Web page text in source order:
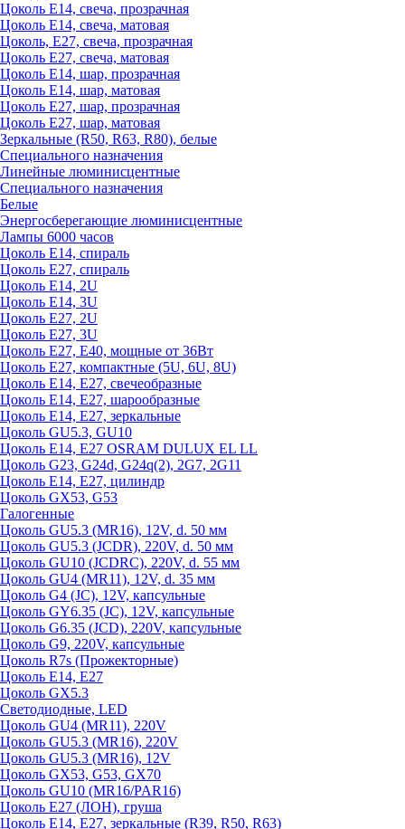
Цоколь Е14, свеча, прозрачная
Цоколь Е14, свеча, матовая
Цоколь, Е27, свеча, прозрачная
Цоколь Е27, свеча, матовая
Цоколь Е14, шар, прозрачная
Цоколь Е14, шар, матовая
Цоколь Е27, шар, прозрачная
Цоколь Е27, шар, матовая
Зеркальные (R50, R63, R80), белые
Специального назначения
Линейные люминисцентные
Специального назначения
Белые
Энергосберегающие люминисцентные
Лампы 6000 часов
Цоколь Е14, спираль
Цоколь Е27, спираль
Цоколь Е14, 2U
Цоколь Е14, 3U
Цоколь Е27, 2U
Цоколь Е27, 3U
Цоколь Е27, Е40, мощные от 36Вт
Цоколь Е27, компактные (5U, 6U, 8U)
Цоколь Е14, Е27, свечеобразные
Цоколь Е14, Е27, шарообразные
Цоколь Е14, Е27, зеркальные
Цоколь GU5.3, GU10
Цоколь Е14, Е27 OSRAM DULUX EL LL
Цоколь G23, G24d, G24q(2), 2G7, 2G11
Цоколь Е14, Е27, цилиндр
Цоколь GX53, G53
Галогенные
Цоколь GU5.3 (MR16), 12V, d. 50 мм
Цоколь GU5.3 (JCDR), 220V, d. 50 мм
Цоколь GU10 (JCDRC), 220V, d. 55 мм
Цоколь GU4 (MR11), 12V, d. 35 мм
Цоколь G4 (JC), 12V, капсульные
Цоколь GY6.35 (JC), 12V, капсульные
Цоколь G6.35 (JCD), 220V, капсульные
Цоколь G9, 220V, капсульные
Цоколь R7s (Прожекторные)
Цоколь E14, E27
Цоколь GX5.3
Светодиодные, LED
Цоколь GU4 (MR11), 220V
Цоколь GU5.3 (MR16), 220V
Цоколь GU5.3 (MR16), 12V
Цоколь GX53, G53, GX70
Цоколь GU10 (MR16/PAR16)
Цоколь Е27 (ЛОН), груша
Цоколь Е14, Е27, зеркальные (R39, R50, R63)